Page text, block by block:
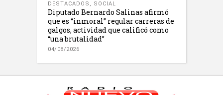
DESTACADOS , SOCIAL
Diputado Bernardo Salinas afirmó
que es “inmoral” regular carreras de
galgos, actividad que calificó como
“una brutalidad”
04/08/2026